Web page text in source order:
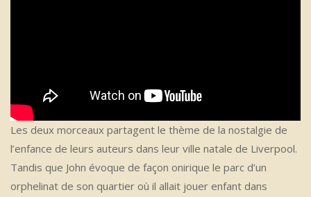
Les deux morceaux partagent le thème de la nostalgie de
l’enfance de leurs auteurs dans leur ville natale de Liverpool.
Tandis que John évoque de façon onirique le parc d’un
orphelinat de son quartier où il allait jouer enfant dans